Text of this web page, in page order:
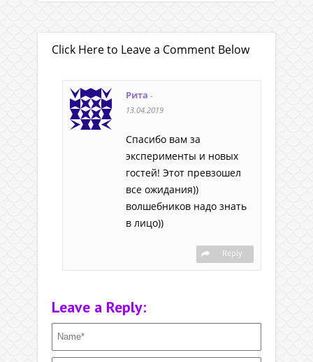
Click Here to Leave a Comment Below
Рита -
13.04.2019
Спасибо вам за
эксперименты и новых
гостей! Этот превзошел
все ожидания))
волшебников надо знать
в лицо))
Reply
Leave a Reply: